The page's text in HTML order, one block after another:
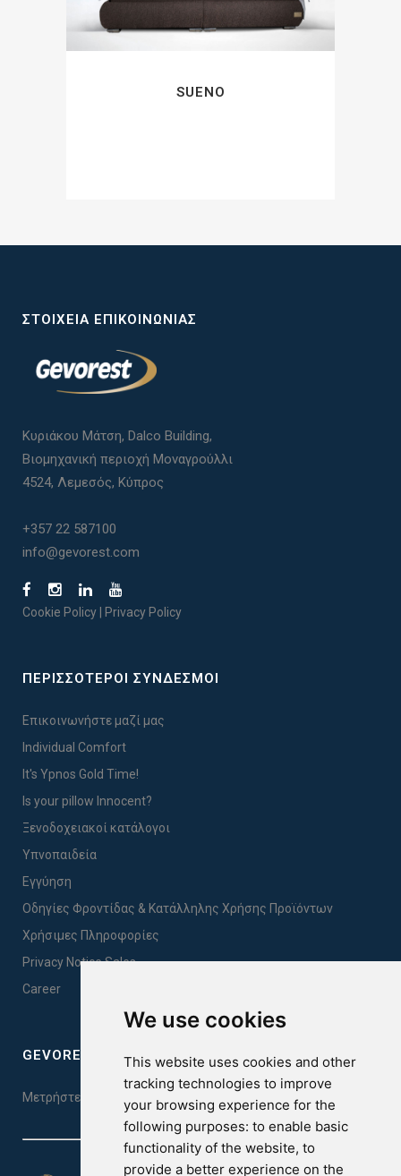
We use cookies
This website uses cookies and other
tracking technologies to improve
your browsing experience for the
following purposes: to enable basic
functionality of the website, to
provide a better experience on the
SUENO
ΣΤΟΙΧΕΊΑ ΕΠΙΚΟΙΝΩΝΊΑΣ
Κυριάκου Μάτση, Dalco Building,
Βιομηχανική περιοχή Μοναγρούλλι
4524, Λεμεσός, Κύπρος
+357 22 587100
info@gevorest.com
Cookie Policy Privacy Policy
ΠΕΡΙΣΣΟΤΕΡΟΙ ΣΥΝΔΕΣΜΟΙ
Επικοινωνήστε μαζί μας
Individual Comfort
It's Ypnos Gold Time!
Is your pillow Innocent?
Ξενοδοχειακοί κατάλογοι
Υπνοπαιδεία
Εγγύηση
Οδηγίες Φροντίδας & Κατάλληλης Χρήσης Προϊόντων
Χρήσιμες Πληροφορίες
Privacy Notice Sales
Career
GEVOREST SLEEP QUALITY INDEX
Μετρήστε την ποιότητα του ύπνου σας. Κάντε το τεστ εδώ!